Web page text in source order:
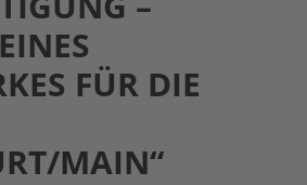
FÜR DIE
MAIN“